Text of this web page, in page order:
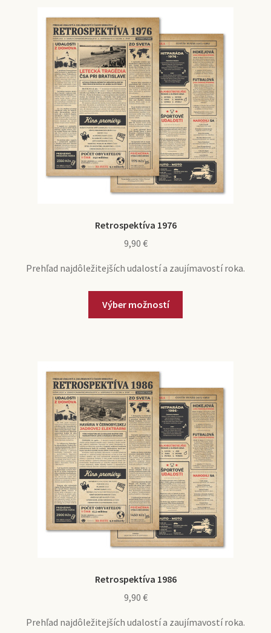
Retrospektíva 1976
9,90 €
Prehľad najdôležitejších udalostí a zaujímavostí roka.
Výber možností
Retrospektíva 1986
9,90 €
Prehľad najdôležitejších udalostí a zaujímavostí roka.